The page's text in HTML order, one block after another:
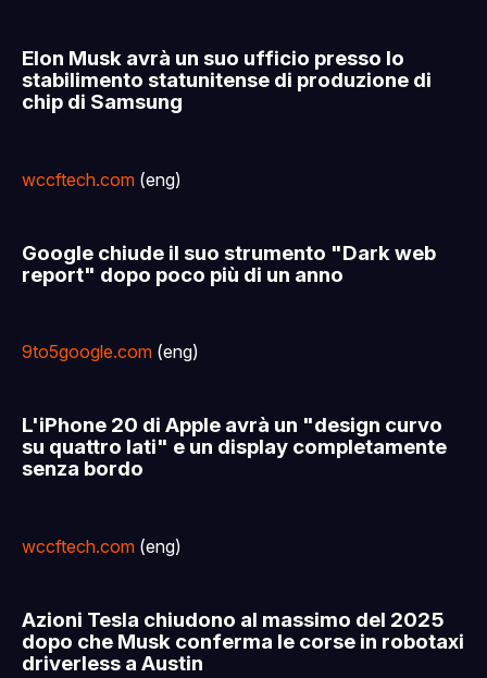
Elon Musk avrà un suo ufficio presso lo
stabilimento statunitense di produzione di
chip di Samsung
wccftech.com (eng)
Google chiude il suo strumento "Dark web
report" dopo poco più di un anno
9to5google.com (eng)
L'iPhone 20 di Apple avrà un "design curvo
su quattro lati" e un display completamente
senza bordo
wccftech.com (eng)
Azioni Tesla chiudono al massimo del 2025
dopo che Musk conferma le corse in robotaxi
driverless a Austin